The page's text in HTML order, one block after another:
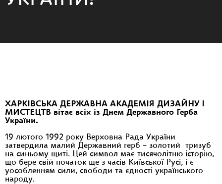
ХАРКІВСЬКА ДЕРЖАВНА АКАДЕМІЯ ДИЗАЙНУ І
МИСТЕЦТВ вітає всіх із Днем Державного Герба
України.
19 лютого 1992 року Верховна Рада України
затвердила малий Державний герб – золотий тризуб
на синьому щиті. Цей символ має тисячолітню історію,
що бере свій початок ще з часів Київської Русі, і є
уособленням сили, свободи та єдності українського
народу.